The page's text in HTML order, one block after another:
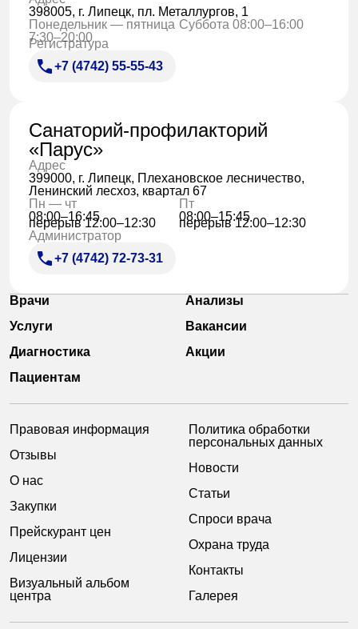
398005, г. Липецк, пл. Металлургов, 1
Понедельник — пятница
7:30–20:00
Суббота 08:00–16:00
Регистратура
+7 (4742) 55-55-43
Санаторий-профилакторий
«Парус»
Адрес
399000, г. Липецк, Плехановское лесничество,
Ленинский лесхоз, квартал 67
Пн — чт
08:00–16:45
перерыв 12:00–12:30
Пт
08:00–15:45
перерыв 12:00–12:30
Администратор
+7 (4742) 72-73-31
Врачи
Анализы
Услуги
Вакансии
Диагностика
Акции
Пациентам
Правовая информация
Отзывы
О нас
Закупки
Прейскурант цен
Лицензии
Визуальный альбом
центра
Политика обработки
персональных данных
Новости
Статьи
Спроси врача
Охрана труда
Контакты
Галерея